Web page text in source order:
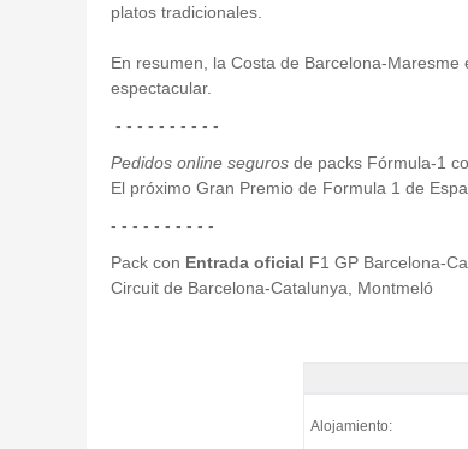
platos tradicionales.
En resumen, la Costa de Barcelona-
espectacular.
- - - - - - - - - -
Pedidos online seguros de packs Fórmula-1
El próximo Gran Premio de Formula 1 de
- - - - - - - - - -
Pack con Entrada oficial F1 GP Barcelona-
Circuit de Barcelona-Catalunya, Montmeló
Pack Costa F1
Alojamiento: